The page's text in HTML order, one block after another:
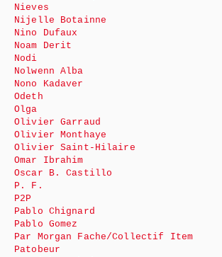
Nieves
Nijelle Botainne
Nino Dufaux
Noam Derit
Nodi
Nolwenn Alba
Nono Kadaver
Odeth
Olga
Olivier Garraud
Olivier Monthaye
Olivier Saint-Hilaire
Omar Ibrahim
Oscar B. Castillo
P. F.
P2P
Pablo Chignard
Pablo Gomez
Par Morgan Fache/Collectif Item
Patobeur